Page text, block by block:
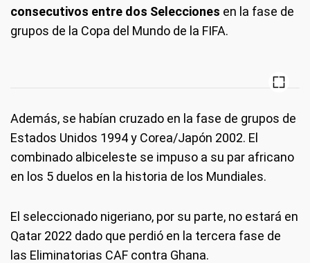
consecutivos entre dos Selecciones en la fase de
grupos de la Copa del Mundo de la FIFA.
Además, se habían cruzado en la fase de grupos de
Estados Unidos 1994 y Corea/Japón 2002. El
combinado albiceleste se impuso a su par africano
en los 5 duelos en la historia de los Mundiales.
El seleccionado nigeriano, por su parte, no estará en
Qatar 2022 dado que perdió en la tercera fase de
las Eliminatorias CAF contra Ghana.